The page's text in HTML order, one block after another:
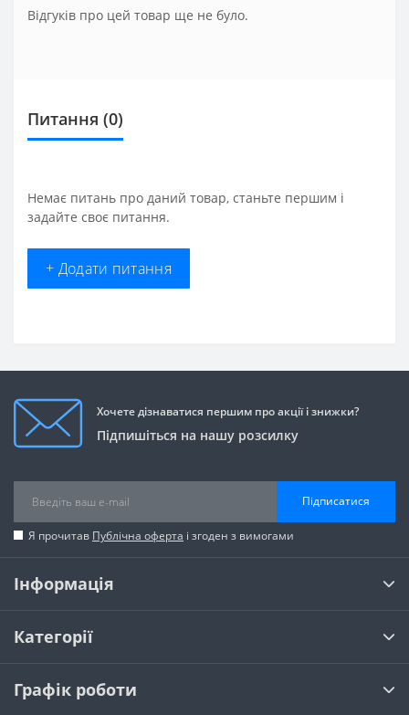
Відгуків про цей товар ще не було.
Питання (0)
Немає питань про даний товар, станьте першим і
задайте своє питання.
+ Додати питання
Хочете дізнаватися першим про акції і знижки?
Підпишіться на нашу розсилку
Підписатися
Я прочитав Публічна оферта і згоден з вимогами
Інформація
Категорії
Графік роботи